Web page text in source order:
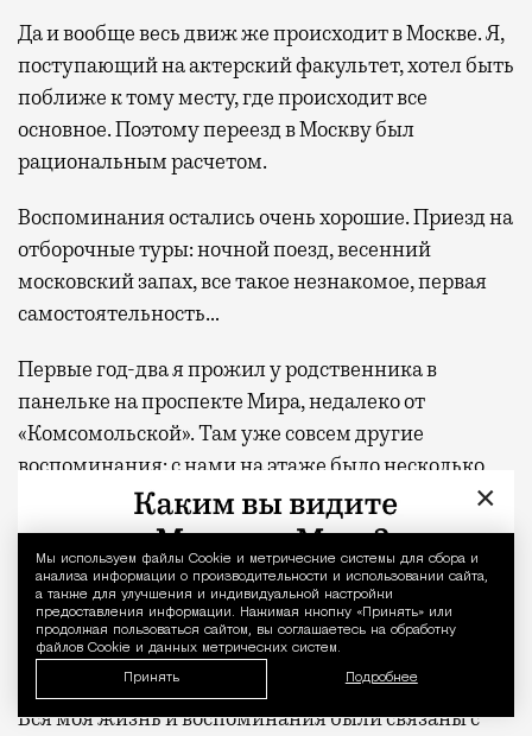
Уведомление
Мы используем файлы Сookie и метрические системы для сбора и
анализа информации о производительности и использовании сайта,
а также для улучшения и индивидуальной настройки
предоставления информации. Нажимая кнопку «Принять» или
продолжая пользоваться сайтом, вы соглашаетесь на обработку
файлов Cookie и данных метрических систем.
Принять Подробнее
Да и вообще весь движ же происходит в Москве. Я,
поступающий на актерский факультет, хотел быть
поближе к тому месту, где происходит все
основное. Поэтому переезд в Москву был
рациональным расчетом.
Воспоминания остались очень хорошие. Приезд на
отборочные туры: ночной поезд, весенний
московский запах, все такое незнакомое, первая
самостоятельность…
Первые год-два я прожил у родственника в
панельке на проспекте Мира, недалеко от
«Комсомольской». Там уже совсем другие
воспоминания: с нами на этаже было несколько
квартир, где в каждой жили по 15 приезжих наших
друзей с Ближнего Востока, что, безусловно,
придавало колорита. А еще же мечеть рядом — все
возможности погрузиться в разную культуру.
Мои любимые районы…
Вся моя жизнь и воспоминания были связаны с
×